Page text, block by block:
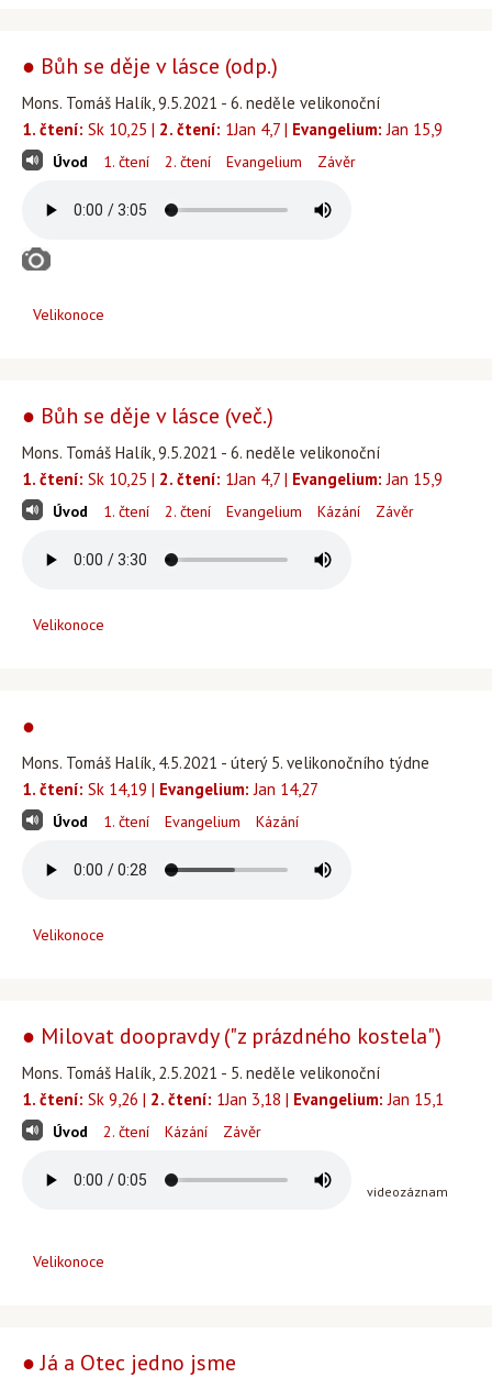
● Bůh se děje v lásce (odp.)
Mons. Tomáš Halík, 9.5.2021 - 6. neděle velikonoční
1. čtení: Sk 10,25 | 2. čtení: 1Jan 4,7 | Evangelium: Jan 15,9
Úvod 1. čtení 2. čtení Evangelium Závěr
Velikonoce
● Bůh se děje v lásce (več.)
Mons. Tomáš Halík, 9.5.2021 - 6. neděle velikonoční
1. čtení: Sk 10,25 | 2. čtení: 1Jan 4,7 | Evangelium: Jan 15,9
Úvod 1. čtení 2. čtení Evangelium Kázání Závěr
Velikonoce
●
Mons. Tomáš Halík, 4.5.2021 - úterý 5. velikonočního týdne
1. čtení: Sk 14,19 | Evangelium: Jan 14,27
Úvod 1. čtení Evangelium Kázání
Velikonoce
● Milovat doopravdy ("z prázdného kostela")
Mons. Tomáš Halík, 2.5.2021 - 5. neděle velikonoční
1. čtení: Sk 9,26 | 2. čtení: 1Jan 3,18 | Evangelium: Jan 15,1
Úvod 2. čtení Kázání Závěr
videozáznam
Velikonoce
● Já a Otec jedno jsme